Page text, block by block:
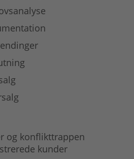
og konflikttrappen
kunder